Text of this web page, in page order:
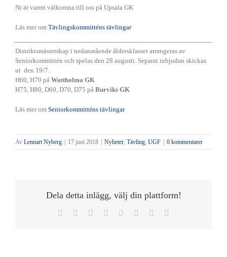
Ni är varmt välkomna till oss på Upsala GK
Läs mer om Tävlingskommitténs tävlingar
Distriktsmästerskap i nedanstående åldersklasser arrangeras av
Seniorkommittén och spelas den 28 augusti. Separat inbjudan skickas
ut den 19/7.
H60, H70 på Wattholma GK
H75, H80, D60, D70, D75 på Burviks GK
Läs mer om Seniorkommitténs tävlingar
Av Lennart Nyberg 17 juni 2018 Nyheter, Tävling, UGF 0 kommentarer
Dela detta inlägg, välj din plattform!
Facebook
TwitterReddit LinkedIn
TumblrPinterest